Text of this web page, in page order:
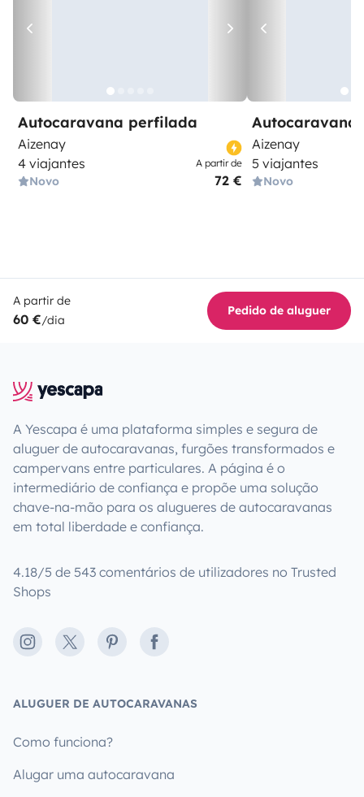
Autocaravana perfilada
Aizenay
4 viajantes
Novo
A partir de
72 €
Autocaravana
Aizenay
5 viajantes
Novo
A partir de
60 €/dia
Pedido de aluguer
A Yescapa é uma plataforma simples e segura de
aluguer de autocaravanas, furgões transformados e
campervans entre particulares. A página é o
intermediário de confiança e propõe uma solução
chave-na-mão para os alugueres de autocaravanas
em total liberdade e confiança.
4.18/5 de 543 comentários de utilizadores no Trusted
Shops
Instagram
X PinterestFacebook
ALUGUER DE AUTOCARAVANAS
Como funciona?
Alugar uma autocaravana